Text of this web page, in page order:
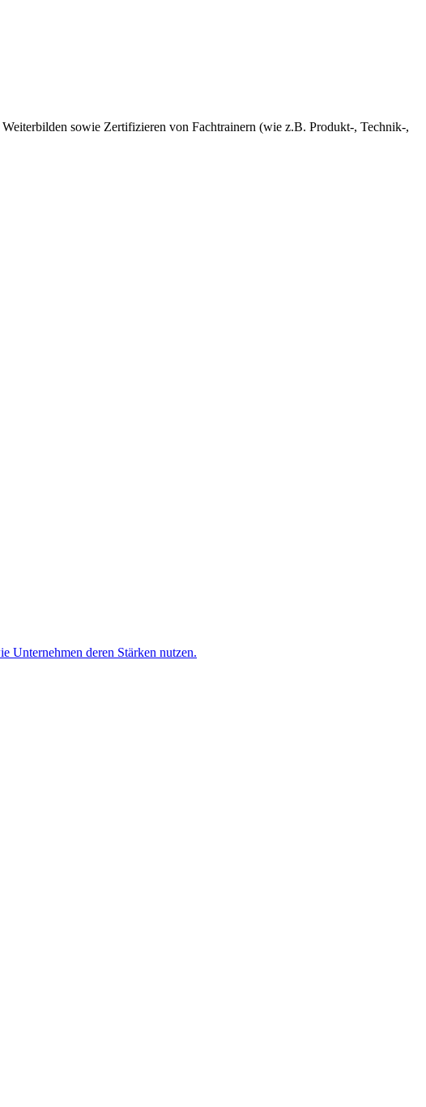
sowie Zertifizieren von Fachtrainern (wie z.B. Produkt-, Technik-,
Unternehmen deren Stärken nutzen.